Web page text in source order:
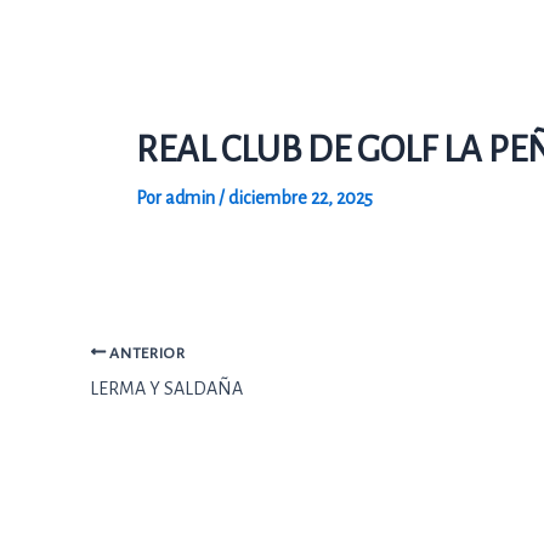
REAL CLUB DE GOLF LA
Poradmin /diciembre 22, 2025
ANTERIOR
LERMA Y SALDAÑA